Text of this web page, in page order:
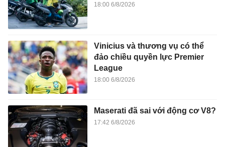
18:00 6/8/2026
Vinicius và thương vụ có thể
đảo chiều quyền lực Premier
League
18:00 6/8/2026
Maserati đã sai với động cơ V8?
17:42 6/8/2026